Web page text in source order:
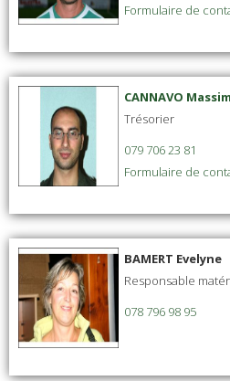
Formulaire de
CANNAVO
Trésorier
079 706 23 81
Formulaire de
BAMERT Evelyne
Responsable
078 796 98 95